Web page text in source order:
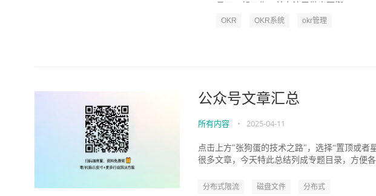
OKR OKR系统 okr管理
公众号文章汇总
所有内容 • 2025-04-11
点击上方"张狗蛋的技术之路"，选择“置顶或者
很多文章，今天特此总结列成专题目录，方便
分布式限流 磁盘文件 分布式